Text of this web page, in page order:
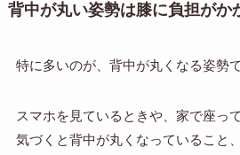
背中が丸い姿勢は膝に負担がか
特に多いのが、背中が丸くなる姿勢で
スマホを見ているときや、家で座っ
気づくと背中が丸くなっていること、